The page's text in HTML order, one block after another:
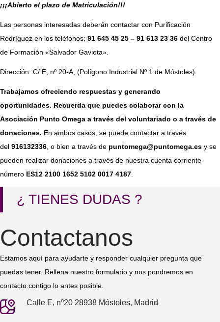
¡¡¡Abierto el plazo de Matriculación!!!
Las personas interesadas deberán contactar con Purificación
Rodríguez en los teléfonos: 91 645 45 25 – 91 613 23 36 del Centro
de Formación «Salvador Gaviota».
Dirección: C/ E, nº 20-A, (Polígono Industrial Nº 1 de Móstoles).
Trabajamos ofreciendo respuestas y generando
oportunidades. Recuerda que puedes colaborar con la
Asociación Punto Omega a través del voluntariado o a través de
donaciones. En ambos casos, se puede contactar a través
del 916132336 , o bien a través de puntomega@puntomega.es y se
pueden realizar donaciones a través de nuestra cuenta corriente
número ES12 2100 1652 5102 0017 4187
¿ TIENES DUDAS ?
Contactanos
Estamos aquí para ayudarte y responder cualquier pregunta que
puedas tener. Rellena nuestro formulario y nos pondremos en
contacto contigo lo antes posible.
Calle E, nº20 28938 Móstoles, Madrid